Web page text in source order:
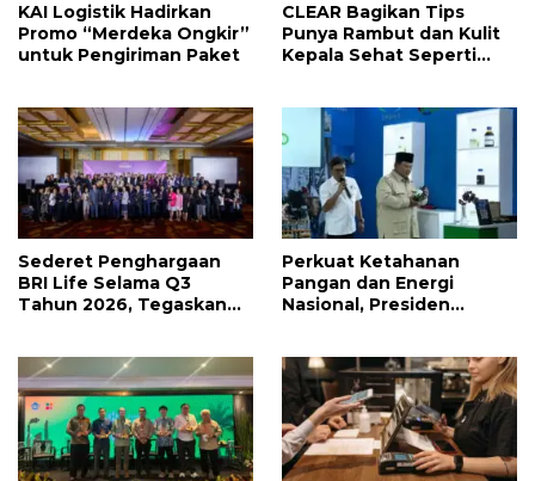
KAI Logistik Hadirkan
Promo “Merdeka Ongkir”
untuk Pengiriman Paket
CLEAR Bagikan Tips
Punya Rambut dan Kulit
Kepala Sehat Seperti
Sederet Penghargaan
BRI Life Selama Q3
Tahun 2026, Tegaskan
di Industri Asuransi Jiwa
Perkuat Ketahanan
Pangan dan Energi
Nasional, Presiden
(Persero), Subholding
Perkebunan Nusantara